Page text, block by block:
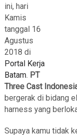
ini, hari
Kamis
tanggal 16
Agustus
2018 di
Portal Kerja
Batam. PT
Three Cast
bergerak di bidang
harness yang
Supaya kamu tidak